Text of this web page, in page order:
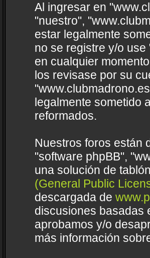
Al ingresar en
"nuestro",
estar legalmente
no se registre y/o
en cualquier
los revisase por su
legalmente sometido
reformados.
Nuestros foros están
"software phpBB",
una solución de
(General Public
descargada de
discusiones basadas
aprobamos y/o
más información